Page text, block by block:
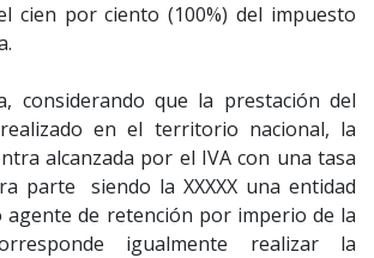
cien por ciento (100%) del impuesto
considerando que la prestación del
en el territorio nacional, la
alcanzada por el IVA con una tasa
parte siendo la XXXXX una entidad
agente de retención por imperio de la
igualmente realizar la